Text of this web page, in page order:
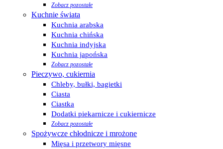
Zobacz pozostałe
Kuchnie świata
Kuchnia arabska
Kuchnia chińska
Kuchnia indyjska
Kuchnia japońska
Zobacz pozostałe
Pieczywo, cukiernia
Chleby, bułki, bagietki
Ciasta
Ciastka
Dodatki piekarnicze i cukiernicze
Zobacz pozostałe
Spożywcze chłodnicze i mrożone
Mięsa i przetwory mięsne